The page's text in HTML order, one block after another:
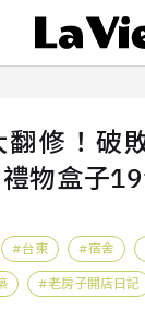
翻修！破
物盒子
台東 宿舍
老房子開店日記